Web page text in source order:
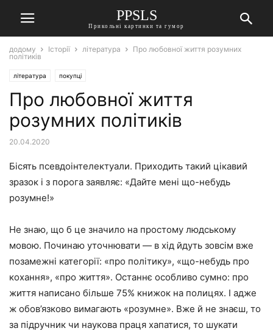
PPSLS
Прикольні картинки та гумор
додому Історії література
Про любовної життя розумних
політиків
література покупці
Про любовної життя
розумних політиків
20.04.2020
Бісять псевдоінтелектуали. Приходить такий цікавий
зразок і з порога заявляє: «Дайте мені що-небудь
розумне!»
Не знаю, що б це значило на простому людському
мовою. Починаю уточнювати — в хід йдуть зовсім вже
позамежні категорії: «про політику», «що-небудь про
кохання», «про життя». Останнє особливо сумно: про
життя написано більше 75% книжок на полицях. І адже
ж обов’язково вимагають «розумне». Вже й не знаєш, то
за підручник чи наукова праця хапатися, то шукати